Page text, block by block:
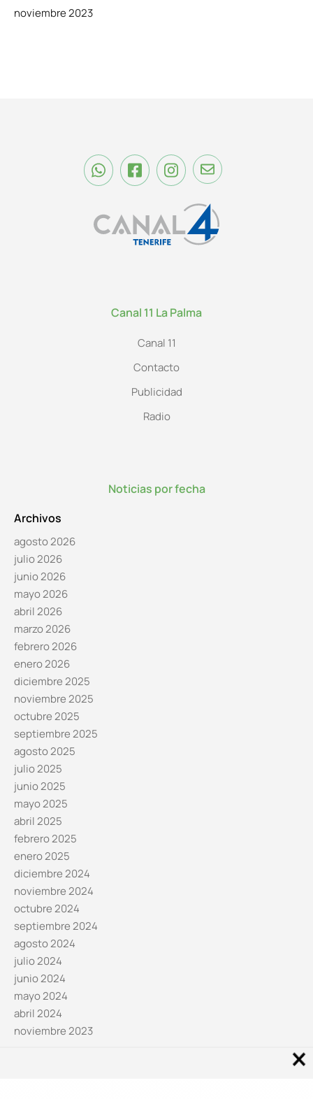
noviembre 2023
Canal 11 La Palma
Canal 11
Contacto
Publicidad
Radio
Noticias por fecha
Archivos
agosto 2026
julio 2026
junio 2026
mayo 2026
abril 2026
marzo 2026
febrero 2026
enero 2026
diciembre 2025
noviembre 2025
octubre 2025
septiembre 2025
agosto 2025
julio 2025
junio 2025
mayo 2025
abril 2025
febrero 2025
enero 2025
diciembre 2024
noviembre 2024
octubre 2024
septiembre 2024
agosto 2024
julio 2024
junio 2024
mayo 2024
abril 2024
noviembre 2023